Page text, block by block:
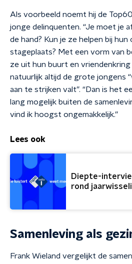
Als voorbeeld noemt hij de
jonge delinquenten. “Je moet je
de hand? Kun je ze helpen bij
stageplaats? Met een vorm van
ze uit hun buurt en vriendenkring
natuurlijk altijd de grote jongens
aan te strijken valt”. “Dan is het
lang mogelijk buiten de
vind ik hoogst ongemakkelijk.”
Lees ook
Diepte-
rond
Samenleving als
Frank Wieland vergelijkt de